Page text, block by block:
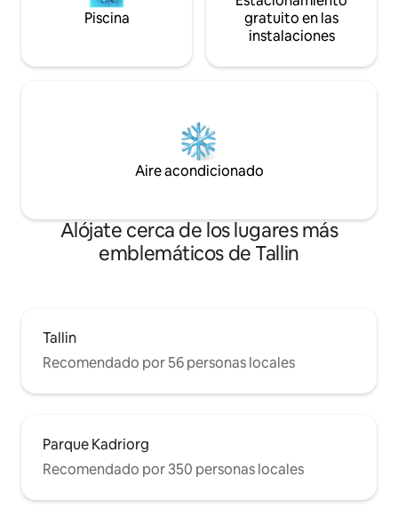
Piscina
gratuito en las
instalaciones
Aire acondicionado
Alójate cerca de los lugares más
emblemáticos de Tallin
Tallin
Recomendado por 56 personas locales
Parque Kadriorg
Recomendado por 350 personas locales